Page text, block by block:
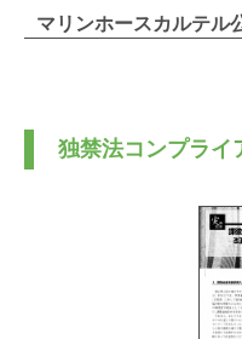
マリンホースカルテル
独禁法コンプライ